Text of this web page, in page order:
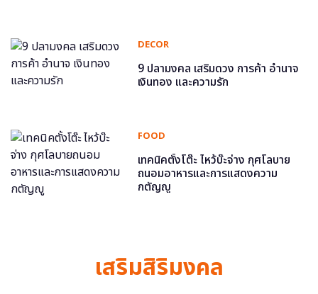
DECOR
9 ปลามงคล เสริมดวง การค้า อำนาจ
เงินทอง และความรัก
FOOD
เทคนิคตั้งโต๊ะ ไหว้บ๊ะจ่าง กุศโลบาย
ถนอมอาหารและการแสดงความ
กตัญญู
เสริมสิริมงคล